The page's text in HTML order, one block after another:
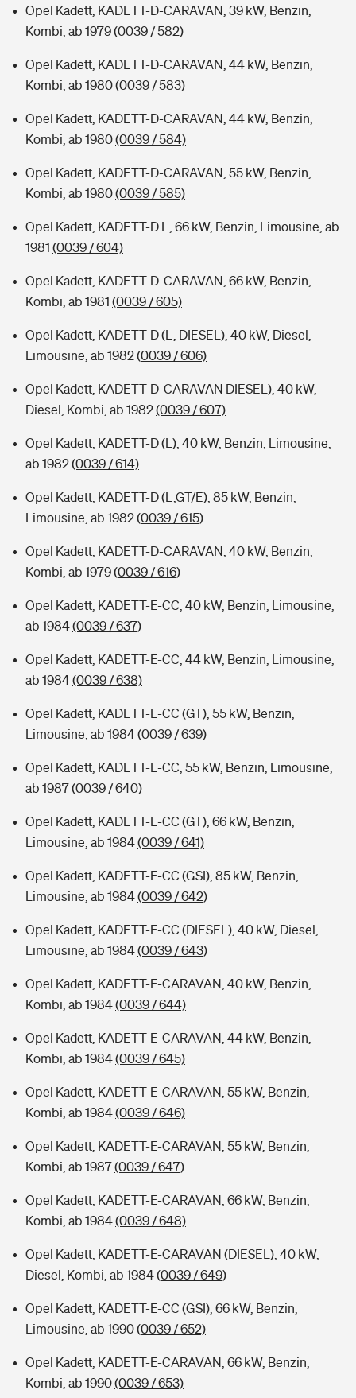
Opel Kadett, KADETT-D-CARAVAN, 39 kW, Benzin,
Kombi, ab 1979(0039 / 582)
Opel Kadett, KADETT-D-CARAVAN, 44 kW, Benzin,
Kombi, ab 1980(0039 / 583)
Opel Kadett, KADETT-D-CARAVAN, 44 kW, Benzin,
Kombi, ab 1980(0039 / 584)
Opel Kadett, KADETT-D-CARAVAN, 55 kW, Benzin,
Kombi, ab 1980(0039 / 585)
Opel Kadett, KADETT-D L, 66 kW, Benzin, Limousine, ab
1981 (0039 / 604)
Opel Kadett, KADETT-D-CARAVAN, 66 kW, Benzin,
Kombi, ab 1981 (0039 / 605)
Opel Kadett, KADETT-D (L, DIESEL), 40 kW, Diesel,
Limousine, ab 1982(0039 / 606)
Opel Kadett, KADETT-D-CARAVAN DIESEL), 40 kW,
Diesel, Kombi, ab 1982(0039 / 607)
Opel Kadett, KADETT-D (L), 40 kW, Benzin, Limousine,
ab 1982(0039 / 614)
Opel Kadett, KADETT-D (L,GT/E), 85 kW, Benzin,
Limousine, ab 1982(0039 / 615)
Opel Kadett, KADETT-D-CARAVAN, 40 kW, Benzin,
Kombi, ab 1979(0039 / 616)
Opel Kadett, KADETT-E-CC, 40 kW, Benzin, Limousine,
ab 1984(0039 / 637)
Opel Kadett, KADETT-E-CC, 44 kW, Benzin, Limousine,
ab 1984(0039 / 638)
Opel Kadett, KADETT-E-CC (GT), 55 kW, Benzin,
Limousine, ab 1984(0039 / 639)
Opel Kadett, KADETT-E-CC, 55 kW, Benzin, Limousine,
ab 1987(0039 / 640)
Opel Kadett, KADETT-E-CC (GT), 66 kW, Benzin,
Limousine, ab 1984(0039 / 641)
Opel Kadett, KADETT-E-CC (GSI), 85 kW, Benzin,
Limousine, ab 1984(0039 / 642)
Opel Kadett, KADETT-E-CC (DIESEL), 40 kW, Diesel,
Limousine, ab 1984(0039 / 643)
Opel Kadett, KADETT-E-CARAVAN, 40 kW, Benzin,
Kombi, ab 1984(0039 / 644)
Opel Kadett, KADETT-E-CARAVAN, 44 kW, Benzin,
Kombi, ab 1984(0039 / 645)
Opel Kadett, KADETT-E-CARAVAN, 55 kW, Benzin,
Kombi, ab 1984(0039 / 646)
Opel Kadett, KADETT-E-CARAVAN, 55 kW, Benzin,
Kombi, ab 1987(0039 / 647)
Opel Kadett, KADETT-E-CARAVAN, 66 kW, Benzin,
Kombi, ab 1984(0039 / 648)
Opel Kadett, KADETT-E-CARAVAN (DIESEL), 40 kW,
Diesel, Kombi, ab 1984(0039 / 649)
Opel Kadett, KADETT-E-CC (GSI), 66 kW, Benzin,
Limousine, ab 1990(0039 / 652)
Opel Kadett, KADETT-E-CARAVAN, 66 kW, Benzin,
Kombi, ab 1990(0039 / 653)